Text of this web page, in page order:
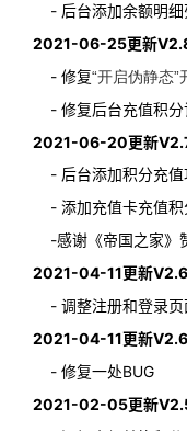
- 后台添加余额明细
2021-06-25更新
- 修复“开启伪静态”
- 修复后台充值积分
2021-06-20更新
- 后台添加积分充值
- 添加充值卡充值
-感谢《帝国之家》
2021-04-11更新
- 调整注册和登录页
2021-04-11更新V2.6
- 修复一处BUG
2021-02-05更新